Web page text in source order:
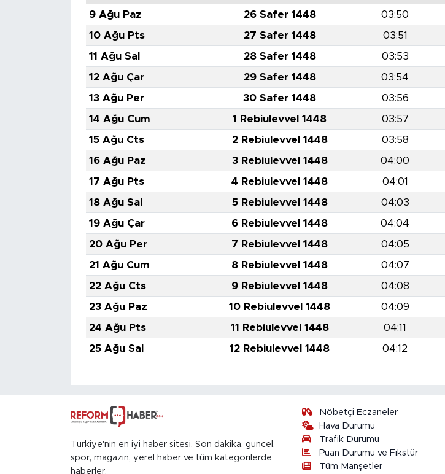
9 Ağu Paz
26 Safer 1448 03:50
10 Ağu Pts
27 Safer 1448 03:51
11 Ağu Sal
28 Safer 1448 03:53
12 Ağu Çar
29 Safer 1448 03:54
13 Ağu Per
30 Safer 1448 03:56
14 Ağu Cum
1 Rebiulevvel 1448 03:57
15 Ağu Cts
2 Rebiulevvel 1448 03:58
16 Ağu Paz
3 Rebiulevvel 1448 04:00
17 Ağu Pts
4 Rebiulevvel 1448 04:01
18 Ağu Sal
5 Rebiulevvel 1448 04:03
19 Ağu Çar
6 Rebiulevvel 1448 04:04
20 Ağu Per
7 Rebiulevvel 1448 04:05
21 Ağu Cum
8 Rebiulevvel 1448 04:07
22 Ağu Cts
9 Rebiulevvel 1448 04:08
23 Ağu Paz
10 Rebiulevvel 1448 04:09
24 Ağu Pts
11 Rebiulevvel 1448 04:11
25 Ağu Sal
12 Rebiulevvel 1448 04:12
Türkiye'nin en iyi haber sitesi. Son dakika, güncel,
spor, magazin, yerel haber ve tüm kategorilerde
haberler.
Nöbetçi Eczaneler
Hava Durumu
Trafik Durumu
Puan Durumu ve Fikstür
Tüm Manşetler